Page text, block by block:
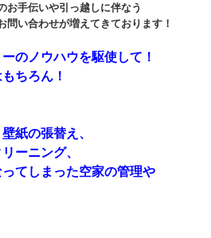
お手伝いや引っ越しに伴なう
問い合わせが増えてきております！
のノウハウを駆使して！
ちろん！
紙の張替え、
ーニング、
てしまった空家の管理や